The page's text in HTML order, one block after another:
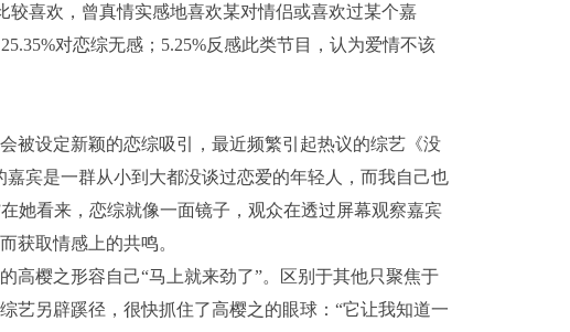
较喜欢，曾真情实感地喜欢某对情侣或喜欢过某个嘉
对恋综无感；5.25%反感此类节目，认为爱情不该
设定新颖的恋综吸引，最近频繁引起热议的综艺《没
宾是一群从小到大都没谈过恋爱的年轻人，而我自己也
她看来，恋综就像一面镜子，观众在透过屏幕观察嘉宾
获取情感上的共鸣。
樱之形容自己“马上就来劲了”。区别于其他只聚焦于
艺另辟蹊径，很快抓住了高樱之的眼球：“它让我知道一